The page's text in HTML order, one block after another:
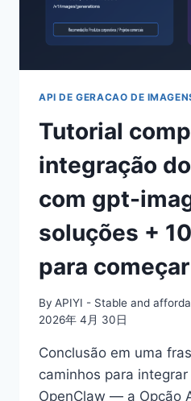
FLUXO
DE
NÃO
ATÉ
O
OBJETIVO
API DE GERACAO DE
Tutorial
integração
com gpt-
soluções +
para começar
By APIYI - Stable and
2026年 4月 30日
Conclusão em uma
caminhos para
OpenClaw — a Opção